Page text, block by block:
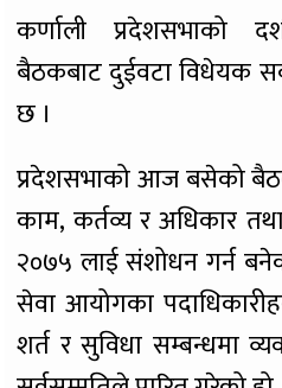
कर्णाली प्रदेशसभाको
बैठकबाट दुईवटा विधेयक
छ ।
प्रदेशसभाको आज बसेको
काम, कर्तव्य र अधिकार
२०७५ लाई संशोधन गर्न
सेवा आयोगका
शर्त र सुविधा सम्बन्धमा